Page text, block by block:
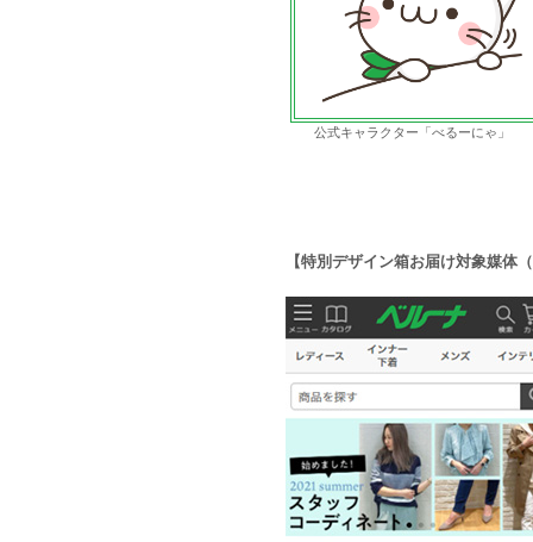
公式キャラクター「べるーにゃ」
【特別デザイン箱お届け対象媒体